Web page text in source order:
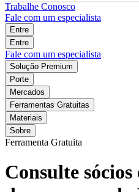
Trabalhe Conosco
Fale com um especialista
Entre
Entre
Fale com um especialista
Solução Premium
Porte
Mercados
Ferramentas Gratuitas
Materiais
Sobre
Ferramenta Gratuita
Consulte sócios